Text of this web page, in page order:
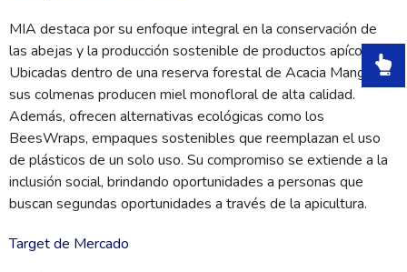
MIA destaca por su enfoque integral en la conservación de
las abejas y la producción sostenible de productos apícolas.
Ubicadas dentro de una reserva forestal de Acacia Mangium,
sus colmenas producen miel monofloral de alta calidad.
Además, ofrecen alternativas ecológicas como los
BeesWraps, empaques sostenibles que reemplazan el uso
de plásticos de un solo uso. Su compromiso se extiende a la
inclusión social, brindando oportunidades a personas que
buscan segundas oportunidades a través de la apicultura.
Target de Mercado